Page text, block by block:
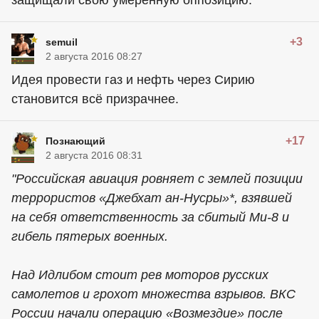
semuil +3
2 августа 2016 08:27
Идея провести газ и нефть через Сирию
становится всё призрачнее.
Познающий +17
2 августа 2016 08:31
"Российская авиация ровняет с землей позиции
террористов «Джебхат ан-Нусры»*, взявшей
на себя ответственность за сбитый Ми-8 и
гибель пятерых военных.
Над Идлибом стоит рев моторов русских
самолетов и грохот множества взрывов. ВКС
России начали операцию «Возмездие» после